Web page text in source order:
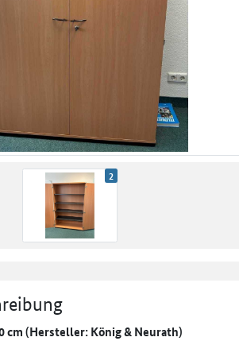
2
cm (Hersteller: König & Neurath)